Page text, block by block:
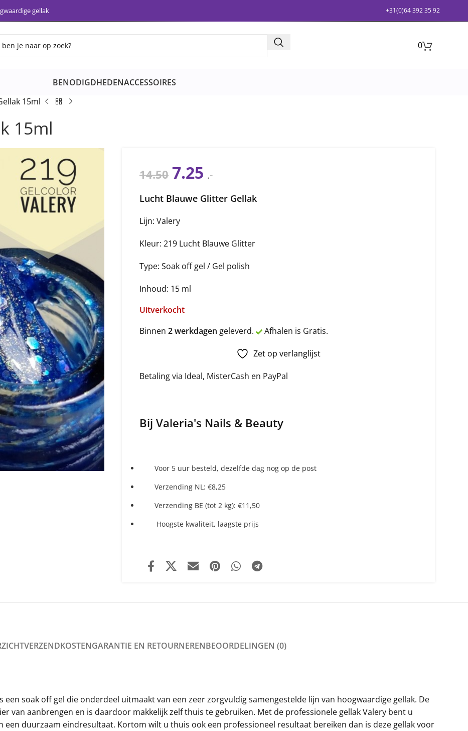
gellak +31(0)64 392 35 92
0
BENODIGDHEDENACCESSOIRES
15ml
15ml
14.50 7.25 .-
Lucht Blauwe Glitter Gellak
Lijn: Valery
Kleur: 219 Lucht Blauwe Glitter
Type: Soak off gel / Gel polish
Inhoud: 15 ml
Uitverkocht
Binnen 2 werkdagen geleverd. Afhalen is Gratis.
Zet op verlanglijst
Betaling via Ideal, MisterCash en PayPal
Bij Valeria's Nails & Beauty
Voor 5 uur besteld, dezelfde dag nog op de post
Verzending NL: €8,25
Verzending BE (tot 2 kg): €11,50
Hoogste kwaliteit, laagste prijs
VERZENDKOSTENGARANTIE EN RETOURNERENBEOORDELINGEN (0)
een soak off gel die onderdeel uitmaakt van een zeer zorgvuldig samengestelde lijn van hoogwaardige gellak. De
van aanbrengen en is daardoor makkelijk zelf thuis te gebruiken. Met de professionele gellak Valery bent u
een duurzaam eindresultaat. Kortom wilt u thuis ook een professioneel resultaat bereiken dan is deze gellak voor